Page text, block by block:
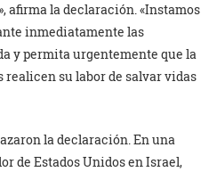
afirma la declaración. «Instamos
inmediatamente las
y permita urgentemente que la
realicen su labor de salvar vidas
la declaración. En una
de Estados Unidos en Israel,